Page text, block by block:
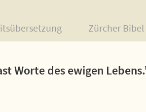
Zürcher Bibel
Worte des ewigen